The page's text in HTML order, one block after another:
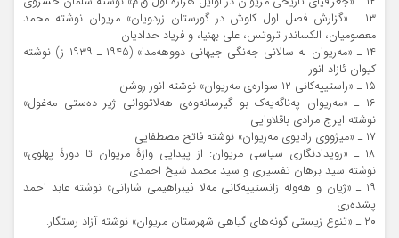
۱۳ ـ «گزارش فصل اول کاوش در گورستان زردویان» مریوان نوشته محمد
معصومیان، الکساندر تروتس، علی بهنیا، و فریاد حدادیان
۱۴ ـ «مه‌ریوان له سالانی جه‌نگی جیهانی دووهه‌مدا» (۱۹۴۵ ـ ۱۹۳۹ ز) نوشته
کیوان ئازاد انور
۱۵ ـ «راستییه‌کانی ۱۲ سواره‌ی مه‌ریوان» نوشته انور روشن
۱۶ ـ «مه‌ریوان په‌ناگه‌یه‌ک بو گیرسانه‌وه‌ی هه‌لاتووانی ژیر ده‌ستی مه‌غول»
نوشته ایرج مرادی باقلاوایی
۱۷ ـ «میژووی رادیوی مه‌ریوان» نوشته فاتح مصطفایی
۱۸ ـ «رویدادنگاری سیاسی مریوان: از پیدایی واژۀ مریوان تا دورۀ پهلوی»
نوشته سید برهان تفسیری و سید محمد شیخ احمدی
۱۹ ـ «ژیان و هه‌وله زانستییه‌کانی مه‌لا ئیبراهیمی شارانی» نوشته عابد احمد
پشده‌ری
۲۰ ـ «تنوع زیستی گونه‌های گیاهی شهرستان مریوان» نوشته آزاد رستگار.